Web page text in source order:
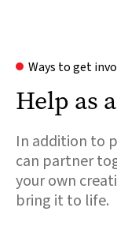
Ways to get
Help as
In addition to
can partner
your own
bring it to life.